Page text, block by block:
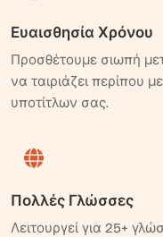
Ευαισθησία Χρόνου
Προσθέτουμε σιωπή
να ταιριάζει περίπου
υποτίτλων σας.
Πολλές Γλώσσες
Λειτουργεί για 25+